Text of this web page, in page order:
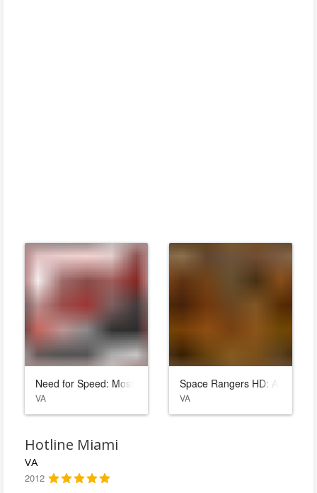
Need for Speed: Most Wanted
VA
Space Rangers HD: A War
VA
Hotline Miami
VA
2012